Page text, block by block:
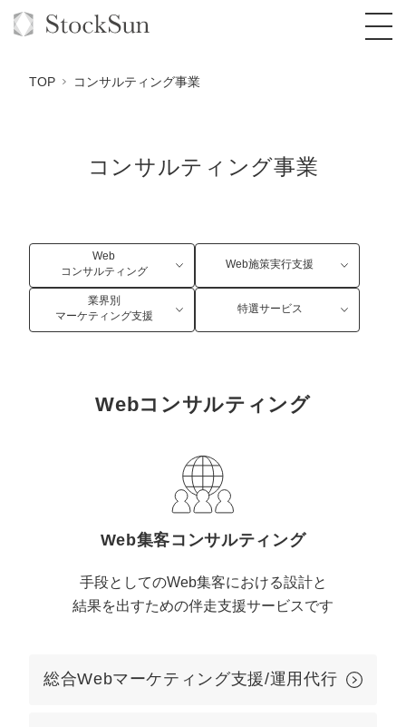
オーダーメイド支援
コンサルタント一覧
品質ガイドライン
社内コンペ
定額制Webマーケティング代行『マキトルく
定額制営業代行『カリトルくん』
営業改善特化の動画制作『動画でカリトルく
定額LINE運用代行『LINEマキトルくん』
オリジナルサービス
格安でAI導入支援『あいのりAI』
拡散付1日密着動画制作『まるごと社長』
定額制LP制作・改善『最強LP』
実績
お役立ち資料
オンラインサロン
StockSun道場
道場TOP
エンジニア
年収エージェント
ミッション・ビジョン・バリュー
代表メッセージ（岩野圭佑）
取締役メッセージ（株本祐己）
認定パートナー
TOP コンサルティング事業
コンサルティング事業
Web
コンサルティング
Web施策実行支援
業界別
マーケティング支援
特選サービス
Webコンサルティング
Web集客コンサルティング
手段としてのWeb集客における設計と
結果を出すための伴走支援サービスです
総合Webマーケティング支援/運用代行